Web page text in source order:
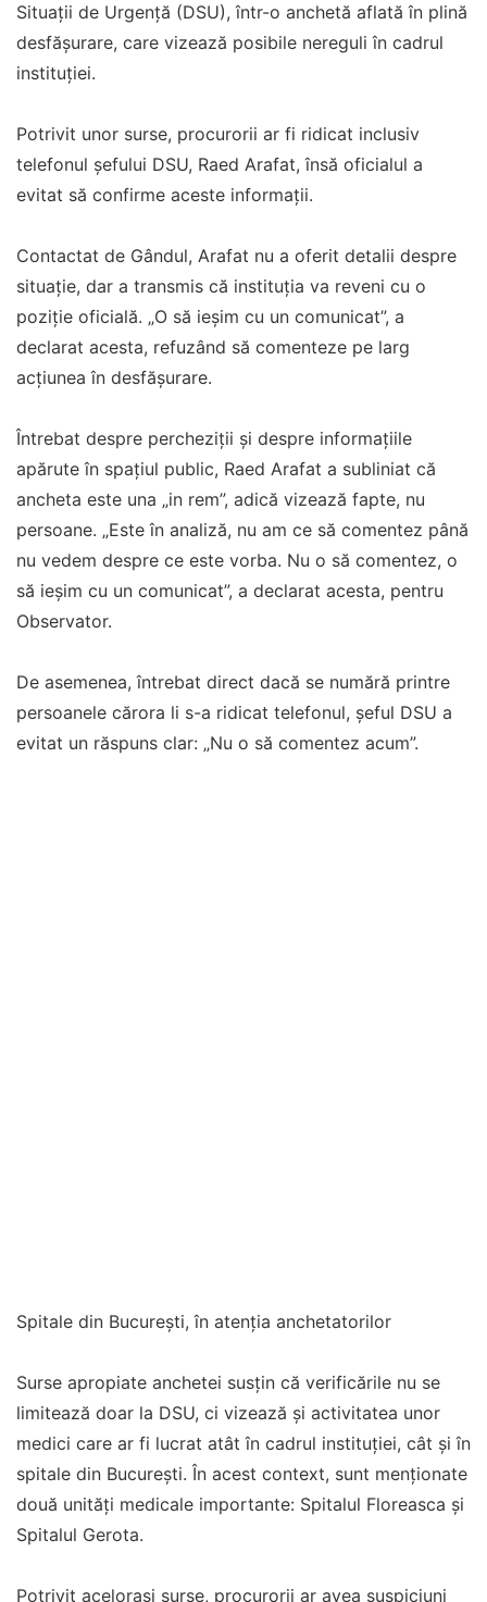
Situații de Urgență (DSU), într-o anchetă aflată în plină
desfășurare, care vizează posibile nereguli în cadrul
instituției.
Potrivit unor surse, procurorii ar fi ridicat inclusiv
telefonul șefului DSU, Raed Arafat, însă oficialul a
evitat să confirme aceste informații.
Contactat de Gândul, Arafat nu a oferit detalii despre
situație, dar a transmis că instituția va reveni cu o
poziție oficială. „O să ieșim cu un comunicat”, a
declarat acesta, refuzând să comenteze pe larg
acțiunea în desfășurare.
Întrebat despre percheziții și despre informațiile
apărute în spațiul public, Raed Arafat a subliniat că
ancheta este una „in rem”, adică vizează fapte, nu
persoane. „Este în analiză, nu am ce să comentez până
nu vedem despre ce este vorba. Nu o să comentez, o
să ieșim cu un comunicat”, a declarat acesta, pentru
Observator.
De asemenea, întrebat direct dacă se numără printre
persoanele cărora li s-a ridicat telefonul, șeful DSU a
evitat un răspuns clar: „Nu o să comentez acum”.
Spitale din București, în atenția anchetatorilor
Surse apropiate anchetei susțin că verificările nu se
limitează doar la DSU, ci vizează și activitatea unor
medici care ar fi lucrat atât în cadrul instituției, cât și în
spitale din București. În acest context, sunt menționate
două unități medicale importante: Spitalul Floreasca și
Spitalul Gerota.
Potrivit acelorași surse, procurorii ar avea suspiciuni